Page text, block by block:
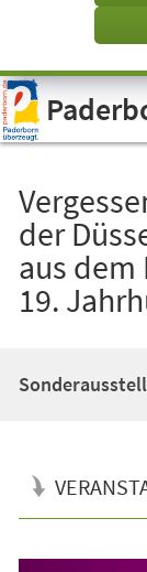
Visuelle
Assistenzsoftware
öffnen.
der
aus dem
19.